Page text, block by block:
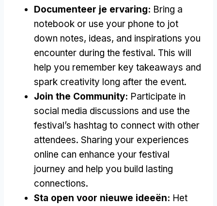
Documenteer je ervaring: Bring a
notebook or use your phone to jot
down notes, ideas, and inspirations you
encounter during the festival. This will
help you remember key takeaways and
spark creativity long after the event.
Join the Community: Participate in
social media discussions and use the
festival’s hashtag to connect with other
attendees. Sharing your experiences
online can enhance your festival
journey and help you build lasting
connections.
Sta open voor nieuwe ideeën: Het